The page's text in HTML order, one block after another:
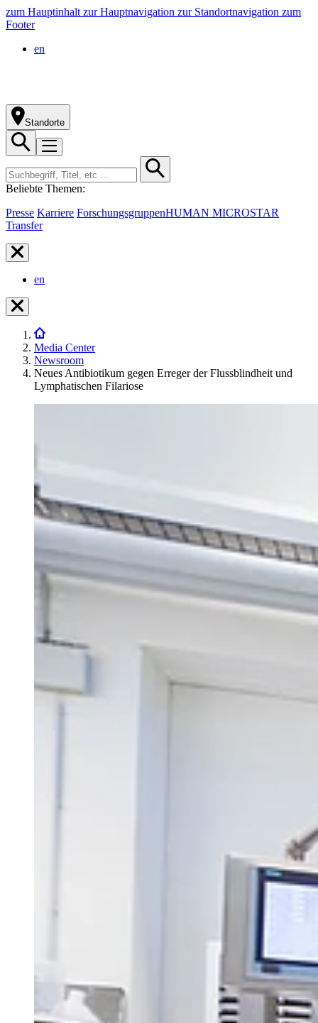
zum Hauptinhalt zur Hauptnavigation zur Standortnavigation zum
Footer
en
Standorte
Beliebte Themen:
Presse Karriere ForschungsgruppenHUMAN MICROSTAR
Transfer
en
Media Center
Newsroom
Neues Antibiotikum gegen Erreger der Flussblindheit und
Lymphatischen Filariose